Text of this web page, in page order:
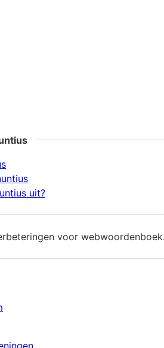
uit?
voor